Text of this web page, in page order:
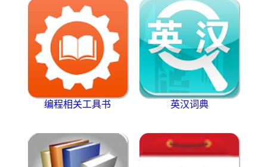
编程相关工具书 英汉词典